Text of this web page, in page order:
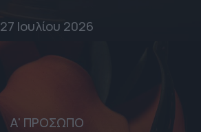
27 Ιουλίου 2026
Α' ΠΡΟΣΩΠΟ